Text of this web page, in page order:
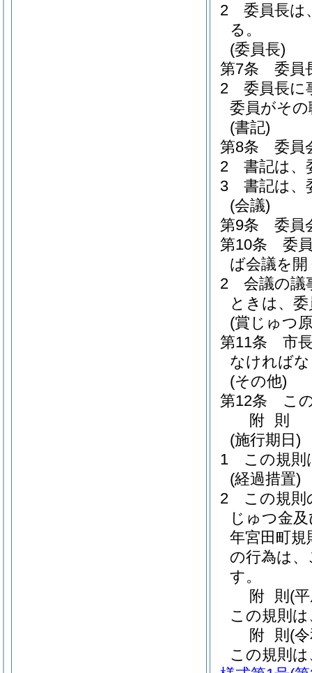
2
委員長は
る。
(委員長)
第7条
委員
2
委員長に
委員がそ
(書記)
第8条
委員
2
書記は、
3
書記は、
(会議)
第9条
委員
第10条
委
ば会議を
2
会議の議
ときは、
(賞じゅつ
第11条
市
なければ
(その他)
第12条
こ
附 則
(施行期日)
1
この規則
(経過措置)
2
この規則
じゅつ金
年宮田町規
の行為は
す。
附 則 (
この規則
附 則 (
この規則